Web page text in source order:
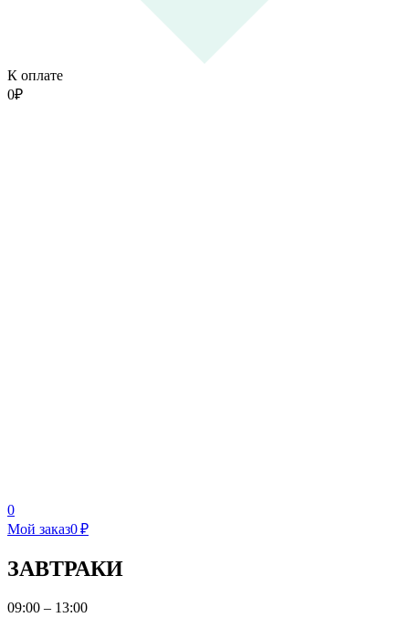
К оплате
0₽
0
Мой заказ0 ₽
ЗАВТРАКИ
09:00 – 13:00